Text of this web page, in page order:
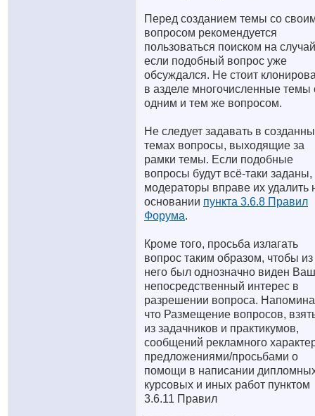
Перед созданием темы со
вопросом рекомендуется
пользоваться поиском на
если подобный вопрос уже
обсуждался. Не стоит
в азделе многочисленные темы
одним и тем же вопросом.
Не следует задавать в
темах вопросы, выходящие за
рамки темы. Если подобные
вопросы будут всё-таки заданы,
модераторы вправе их удалить
основании пункта 3.6.8 Правил
Форума.
Кроме того, просьба излагать
вопрос таким образом, чтобы из
него был однозначно виден Ваш
непосредственный интерес в
разрешении вопроса.
что Размещение вопросов,
из задачников и практикумов,
сообщений рекламного
предложениями/просьбами о
помощи в написании
курсовых и иных работ пунктом
3.6.11 Правил